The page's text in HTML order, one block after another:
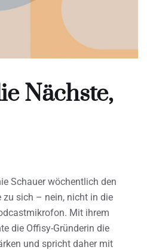
Nächste,
Schauer wöchentlich den
zu sich – nein, nicht in die
Mit ihrem
die Offisy-Gründerin die
und spricht daher mit